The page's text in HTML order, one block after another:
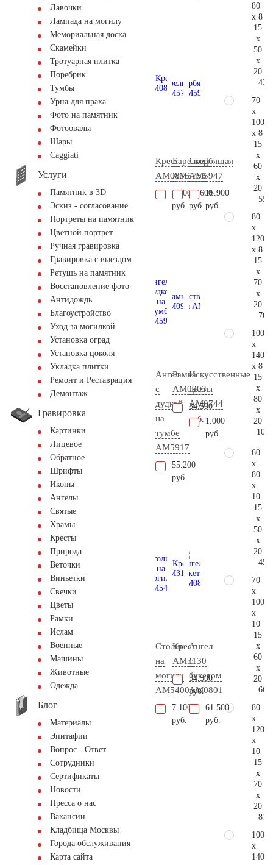
Лавочки
Лампада на могилу
Мемориальная доска
Скамейки
Тротуарная плитка
Поребрик
Тумбы
Урна для праха
Фото на памятник
Фотоовалы
Шары
Сaggiati
Услуги
Памятник в 3D
Эскиз - согласование
Портреты на памятник
Цветной портрет
Ручная гравировка
Гравировка с выездом
Ретушь на памятник
Восстановление фото
Антидождь
Благоустройство
Уход за могилкой
Установка оград
Установка цоколя
Укладка плитки
Ремонт и Реставрация
Демонтаж
Гравировка
Картинки
Лицевое
Обратное
Шрифты
Иконы
Ангелы
Святые
Храмы
Кресты
Природа
Веточки
Виньетки
Свечки
Цветы
Рамки
Ислам
Военные
Машины
Животные
Одежда
Блог
Материалы
Эпитафии
Вопрос - Ответ
Сотрудники
Сертификаты
Новости
Пресса о нас
Вакансии
Кладбища Москвы
Города обслуживания
Карта сайта
Крест
AM0836
46.000
руб.
Барельеф
AM5756
18.600
руб.
Скорбящая
AM5947
15.900
руб.
Ангел
с
дудкой
на
тумбе
AM5917
55.200
руб.
Рамка
AM0903
34.500
руб.
Искусственные
цветы
AM0744
1.000
руб.
Столик
на
могилу
AM5400
7.100
руб.
Крест
AM3130
34.500
руб.
Ангел
с
букетом
AM0801
61.500
руб.
80
x 8
15
x
50
x
20
70
x
100
x 8
15
x
60
x
20
80
x
120
x 8
15
x
70
x
20
100
x
140
x 8
15
x
80
x
20
60
x
80
x
10
15
x
50
x
20
70
x
100
x
10
15
x
60
x
20
80
x
120
x
10
15
x
70
x
20
100
x
140